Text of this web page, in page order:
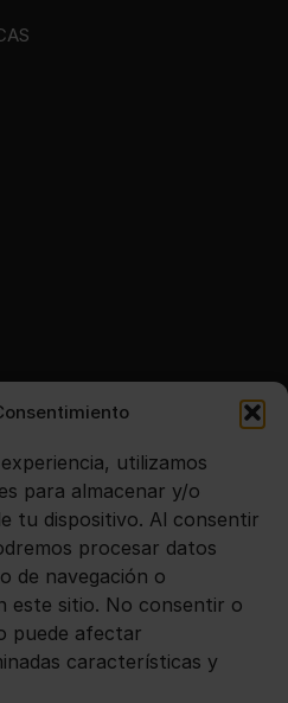
utilizamos
para almacenar y/o
tu dispositivo. Al consentir
procesar datos
de navegación o
este sitio. No consentir o
puede afectar
características y